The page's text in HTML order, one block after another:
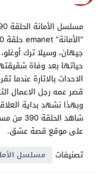
جيهان، وسيلا ترك
حياتها بعد وفاة
الاحداث بالاثارة عندما
قصر عمه رجل الاعمال
وبهذا نشهد بداية
شاهد
على موقع قصة عشق.
تصنيفات
مسلسل